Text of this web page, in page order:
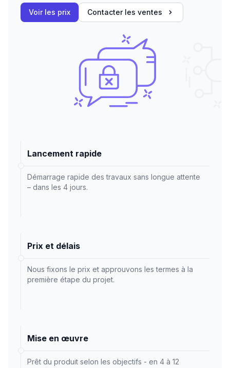
Voir les prix Contacter les ventes
Lancement rapide
Démarrage rapide des travaux sans longue attente
– dans les 4 jours.
Prix et délais
Nous fixons le prix et approuvons les termes à la
première étape du projet.
Mise en œuvre
Prêt du produit selon les objectifs - en 4 à 12